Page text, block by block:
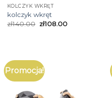
KOLCZYK WKRĘT
kolczyk wkręt
zł140.00 zł108.00
Promocja!